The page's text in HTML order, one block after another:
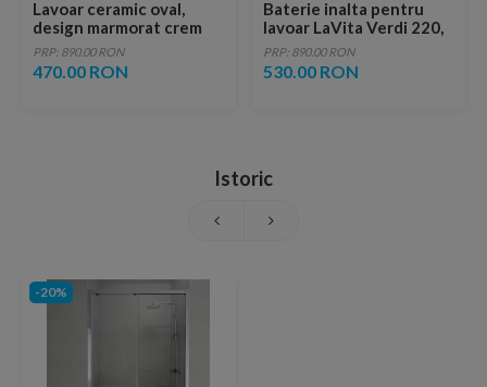
Lavoar ceramic oval,
design marmorat crem
lucios cu vene aurii,
ventil inclus
PRP: 890.00 RON
470.00 RON
Baterie inalta pentru
lavoar LaVita Verdi 220,
fara ventil, brushed
copper
PRP: 890.00 RON
530.00 RON
Istoric
-20%